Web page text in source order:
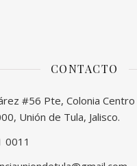
CONTACTO
#56 Pte, Colonia Centro
Unión de Tula, Jalisco.
0011